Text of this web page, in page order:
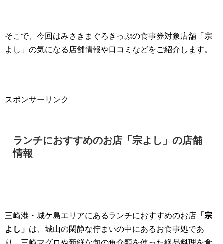
そこで、今回はみさきまぐろきっぷの食事券対象店舗「宗
よし」の気になる店舗情報や口コミなどをご紹介します。
スポンサーリンク
ランチにおすすめのお店「宗よし」の店舗
情報
三崎港・城ケ島エリアにあるランチにおすすめのお店 「宗
よし」 は、城山の閑静な佇まいの中にあるお食事処であ